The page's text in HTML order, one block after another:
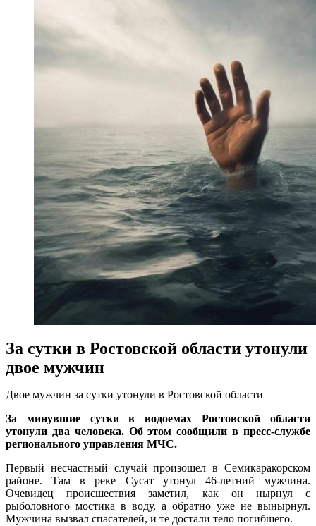
За сутки в Ростовской области утонули
двое мужчин
Двое мужчин за сутки утонули в Ростовской области
За минувшие сутки в водоемах Ростовской области
утонули два человека. Об этом сообщили в пресс-службе
регионального управления МЧС.
Первый несчастный случай произошел в Семикаракорском
районе. Там в реке Сусат утонул 46-летний мужчина.
Очевидец происшествия заметил, как он нырнул с
рыболовного мостика в воду, а обратно уже не вынырнул.
Мужчина вызвал спасателей, и те достали тело погибшего.